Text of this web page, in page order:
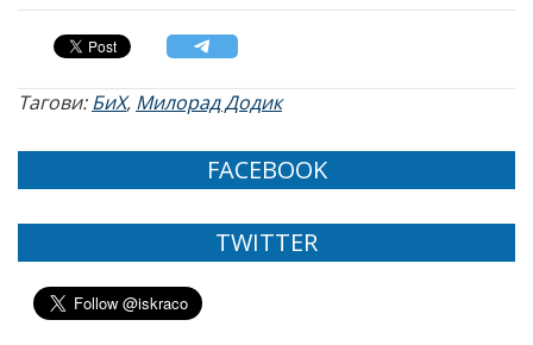
Тагови:БиХ, Милорад Додик
FACEBOOK
TWITTER